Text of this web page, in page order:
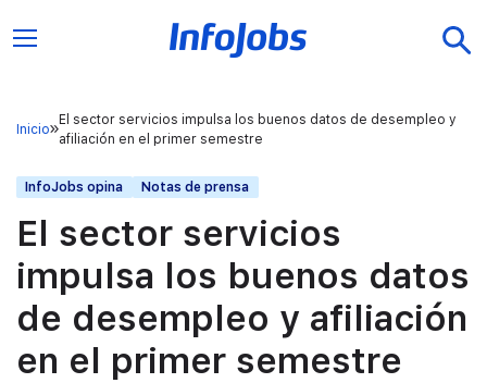
Inicio
El sector servicios impulsa los buenos datos de desempleo y
afiliación en el primer semestre
InfoJobs opina Notas de prensa
El sector servicios
impulsa los buenos datos
de desempleo y afiliación
en el primer semestre